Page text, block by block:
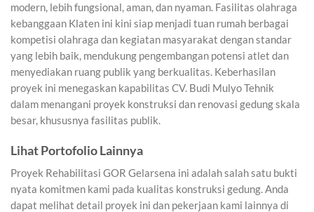
modern, lebih fungsional, aman, dan nyaman. Fasilitas olahraga
kebanggaan Klaten ini kini siap menjadi tuan rumah berbagai
kompetisi olahraga dan kegiatan masyarakat dengan standar
yang lebih baik, mendukung pengembangan potensi atlet dan
menyediakan ruang publik yang berkualitas. Keberhasilan
proyek ini menegaskan kapabilitas CV. Budi Mulyo Tehnik
dalam menangani proyek konstruksi dan renovasi gedung skala
besar, khususnya fasilitas publik.
Lihat Portofolio Lainnya
Proyek Rehabilitasi GOR Gelarsena ini adalah salah satu bukti
nyata komitmen kami pada kualitas konstruksi gedung. Anda
dapat melihat detail proyek ini dan pekerjaan kami lainnya di